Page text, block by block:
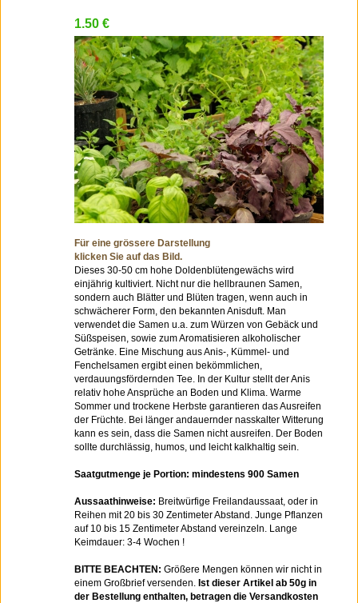
1.50 €
Für eine grössere Darstellung
klicken Sie auf das Bild.
Dieses 30-50 cm hohe Doldenblütengewächs wird
einjährig kultiviert. Nicht nur die hellbraunen Samen,
sondern auch Blätter und Blüten tragen, wenn auch in
schwächerer Form, den bekannten Anisduft. Man
verwendet die Samen u.a. zum Würzen von Gebäck und
Süßspeisen, sowie zum Aromatisieren alkoholischer
Getränke. Eine Mischung aus Anis-, Kümmel- und
Fenchelsamen ergibt einen bekömmlichen,
verdauungsfördernden Tee. In der Kultur stellt der Anis
relativ hohe Ansprüche an Boden und Klima. Warme
Sommer und trockene Herbste garantieren das Ausreifen
der Früchte. Bei länger andauernder nasskalter Witterung
kann es sein, dass die Samen nicht ausreifen. Der Boden
sollte durchlässig, humos, und leicht kalkhaltig sein.
Saatgutmenge je Portion: mindestens 900 Samen
Aussaathinweise: Breitwürfige Freilandaussaat, oder in
Reihen mit 20 bis 30 Zentimeter Abstand. Junge Pflanzen
auf 10 bis 15 Zentimeter Abstand vereinzeln. Lange
Keimdauer: 3-4 Wochen !
BITTE BEACHTEN: Größere Mengen können wir nicht in
einem Großbrief versenden. Ist dieser Artikel ab 50g in
der Bestellung enthalten, betragen die Versandkosten